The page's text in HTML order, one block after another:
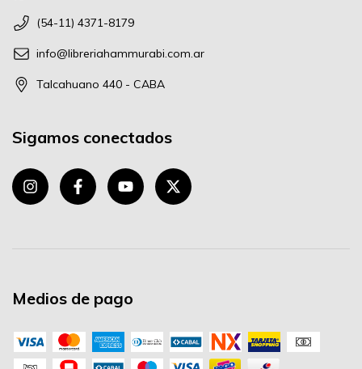
(54-11) 4371-8179
info@libreriahammurabi.com.ar
Talcahuano 440 - CABA
Sigamos conectados
Medios de pago